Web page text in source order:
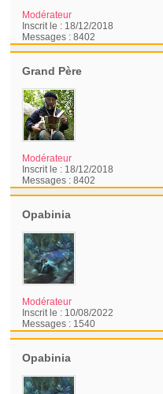
Modérateur
Inscrit le : 18/12/2018
Messages :8402
Grand Père
Modérateur
Inscrit le : 18/12/2018
Messages :8402
Opabinia
Modérateur
Inscrit le : 10/08/2022
Messages : 1540
Opabinia